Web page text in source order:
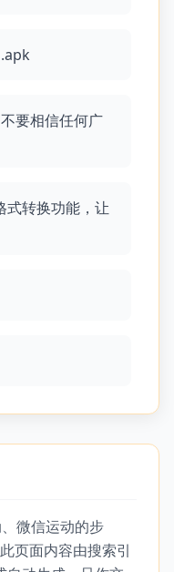
要相信任何广
式转换功能，让
微信运动的步
页面内容由搜索引